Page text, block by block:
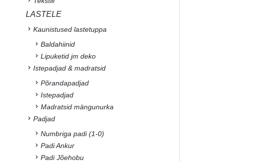
LASTELE
Kaunistused lastetuppa
Baldahiinid
Lipuketid jm deko
Istepadjad & madratsid
Põrandapadjad
Istepadjad
Madratsid mängunurka
Padjad
Numbriga padi (1-0)
Padi Ankur
Padi Jõehobu